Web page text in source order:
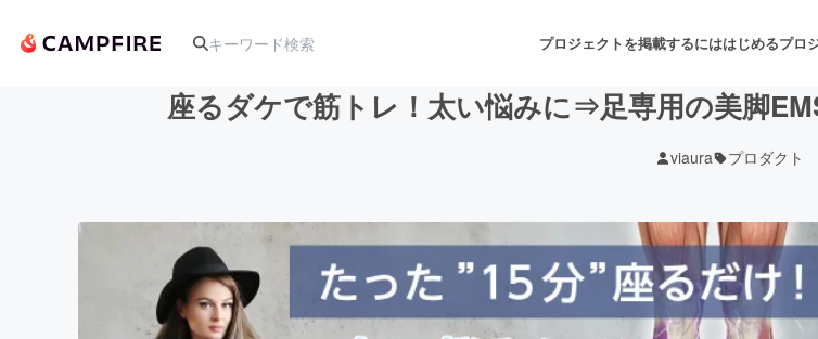
プロジェクトを掲載するにははじめるプロ
アート・写真 音楽
テクノロジー・ガジェット ゲーム・サービス開発 フ
座るダケで筋トレ！太い悩みに⇒足専用の美脚
viaura プロダクト